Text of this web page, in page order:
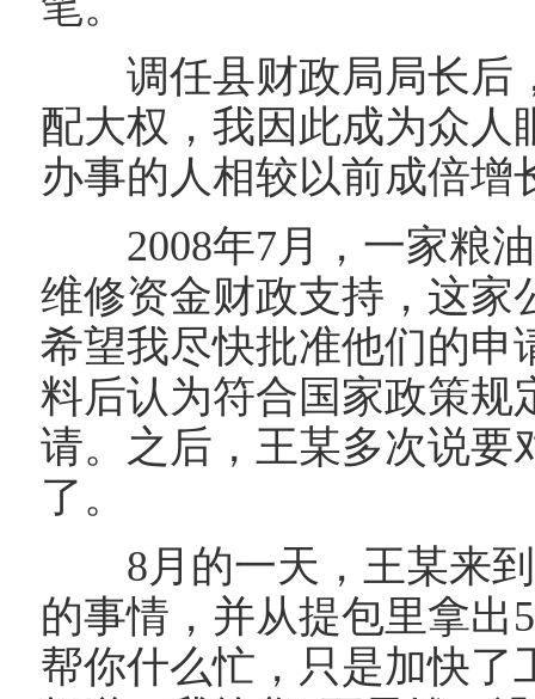
调任县财政局局长后
配大权，我因此成为众人
办事的人相较以前成倍增
2008年7月，一家粮
维修资金财政支持，这家
希望我尽快批准他们的申
料后认为符合国家政策规
请。之后，王某多次说要
了。
8月的一天，王某来
的事情，并从提包里拿出5
帮你什么忙，只是加快了